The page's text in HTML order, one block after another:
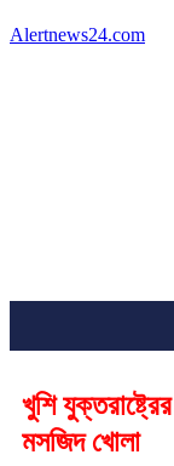
Alertnews24.com
খুশি
মসজিদ খোলা